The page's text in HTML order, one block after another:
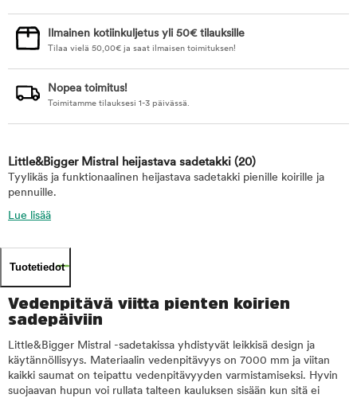
Ilmainen kotiinkuljetus yli 50€ tilauksille
Tilaa vielä 50,00€ ja saat ilmaisen toimituksen!
Nopea toimitus!
Toimitamme tilauksesi 1-3 päivässä.
Little&Bigger Mistral heijastava sadetakki (20)
Tyylikäs ja funktionaalinen heijastava sadetakki pienille koirille ja
pennuille.
Lue lisää
Tuotetiedot
Vedenpitävä viitta pienten koirien
sadepäiviin
Little&Bigger Mistral -sadetakissa yhdistyvät leikkisä design ja
käytännöllisyys. Materiaalin vedenpitävyys on 7000 mm ja viitan
kaikki saumat on teipattu vedenpitävyyden varmistamiseksi. Hyvin
suojaavan hupun voi rullata talteen kauluksen sisään kun sitä ei